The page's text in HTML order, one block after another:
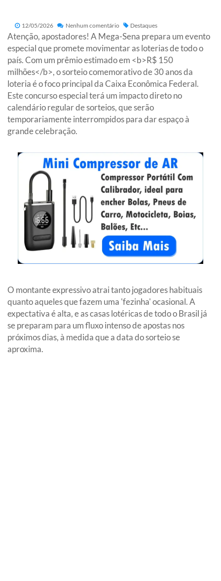
12/05/2026 Nenhum comentário Destaques
Atenção, apostadores! A Mega-Sena prepara um evento
especial que promete movimentar as loterias de todo o
país. Com um prêmio estimado em <b>R$ 150
milhões</b>, o sorteio comemorativo de 30 anos da
loteria é o foco principal da Caixa Econômica Federal.
Este concurso especial terá um impacto direto no
calendário regular de sorteios, que serão
temporariamente interrompidos para dar espaço à
grande celebração.
O montante expressivo atrai tanto jogadores habituais
quanto aqueles que fazem uma 'fezinha' ocasional. A
expectativa é alta, e as casas lotéricas de todo o Brasil já
se preparam para um fluxo intenso de apostas nos
próximos dias, à medida que a data do sorteio se
aproxima.